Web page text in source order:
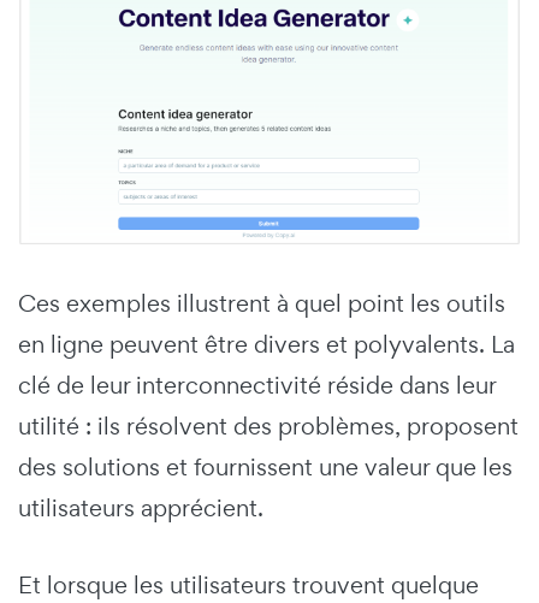
Ces exemples illustrent à quel point les outils
en ligne peuvent être divers et polyvalents. La
clé de leur interconnectivité réside dans leur
utilité : ils résolvent des problèmes, proposent
des solutions et fournissent une valeur que les
utilisateurs apprécient.
Et lorsque les utilisateurs trouvent quelque